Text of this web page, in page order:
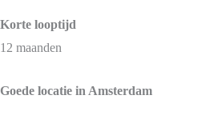
Korte looptijd
12 maanden
Goede locatie in Amsterdam